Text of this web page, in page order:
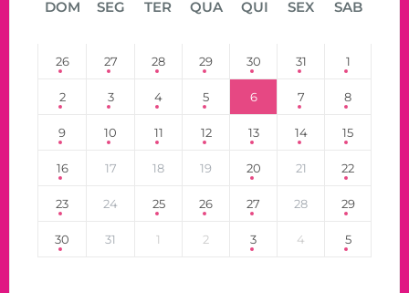
DOM SEG TER QUA QUI SEX SAB
26 27 28 29 30 31 1
2 3 4 5 6 7 8
9 10 11 12 13 14 15
16 17 18 19 20 21 22
23 24 25 26 27 28 29
30 31 1 2 3 4 5